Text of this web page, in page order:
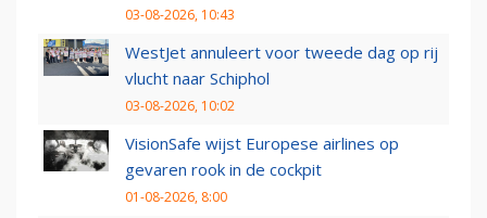
03-08-2026, 10:43
WestJet annuleert voor tweede dag op rij
vlucht naar Schiphol
03-08-2026, 10:02
VisionSafe wijst Europese airlines op
gevaren rook in de cockpit
01-08-2026, 8:00